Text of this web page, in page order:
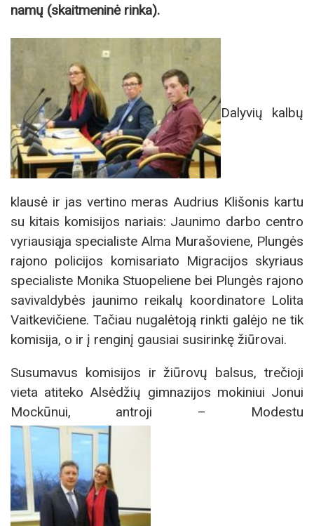
namų (skaitmeninė rinka).
Dalyvių kalbų
klausė ir jas vertino meras Audrius Klišonis kartu
su kitais komisijos nariais: Jaunimo darbo centro
vyriausiąja specialiste Alma Murašoviene, Plungės
rajono policijos komisariato Migracijos skyriaus
specialiste Monika Stuopeliene bei Plungės rajono
savivaldybės jaunimo reikalų koordinatore Lolita
Vaitkevičiene. Tačiau nugalėtoją rinkti galėjo ne tik
komisija, o ir į renginį gausiai susirinkę žiūrovai.
Susumavus komisijos ir žiūrovų balsus, trečioji
vieta atiteko Alsėdžių gimnazijos mokiniui Jonui
Mockūnui, antroji – Modestu